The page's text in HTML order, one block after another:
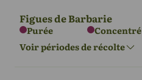
Asie Afrique
Figues de Barbarie
Purée
Concentré
Voir périodes de récolte